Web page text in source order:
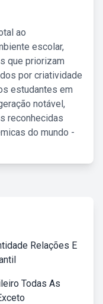
ao
escolar,
que priorizam
por criatividade
estudantes em
notável,
reconhecidas
do mundo -
Relações E
Todas As